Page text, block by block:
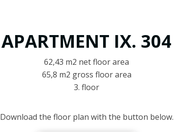
APARTMENT IX. 304
62,43 m2 net floor area
65,8 m2 gross floor area
3. floor
Download the floor plan with the button below.